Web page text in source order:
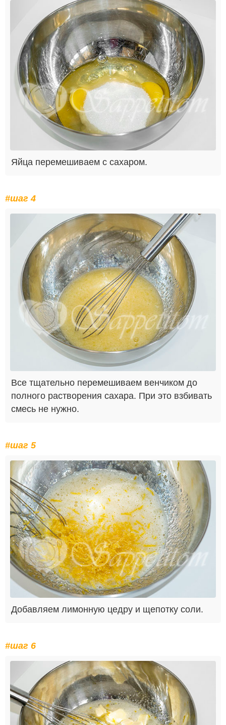
Яйца перемешиваем с сахаром.
#шаг 4
Все тщательно перемешиваем венчиком до
полного растворения сахара. При это взбивать
смесь не нужно.
#шаг 5
Добавляем лимонную цедру и щепотку соли.
#шаг 6